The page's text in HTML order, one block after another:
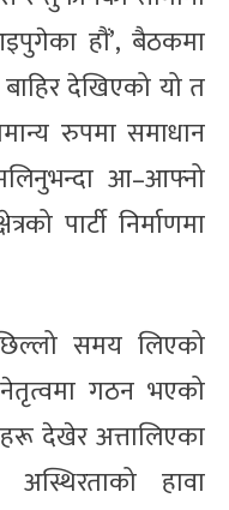
हौं’, बैठकमा
देखिएको यो त
रुपमा समाधान
आ–आफ्नो
पार्टी निर्माणमा
पछिल्लो समय लिएको
गठन भएको
देखेर अत्तालिएका
अस्थिरताको हावा